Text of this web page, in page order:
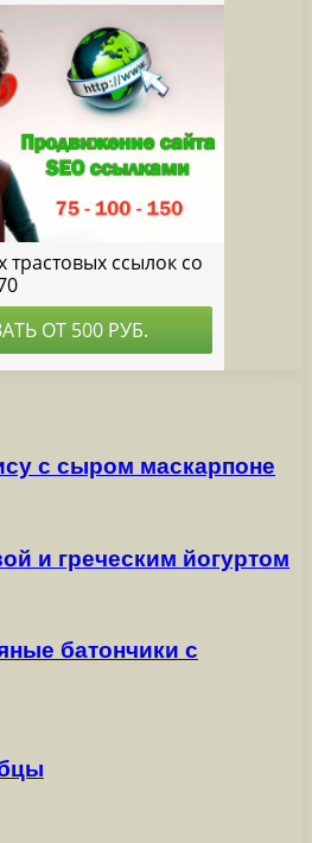
с сыром маскарпоне
и греческим йогуртом
батончики с